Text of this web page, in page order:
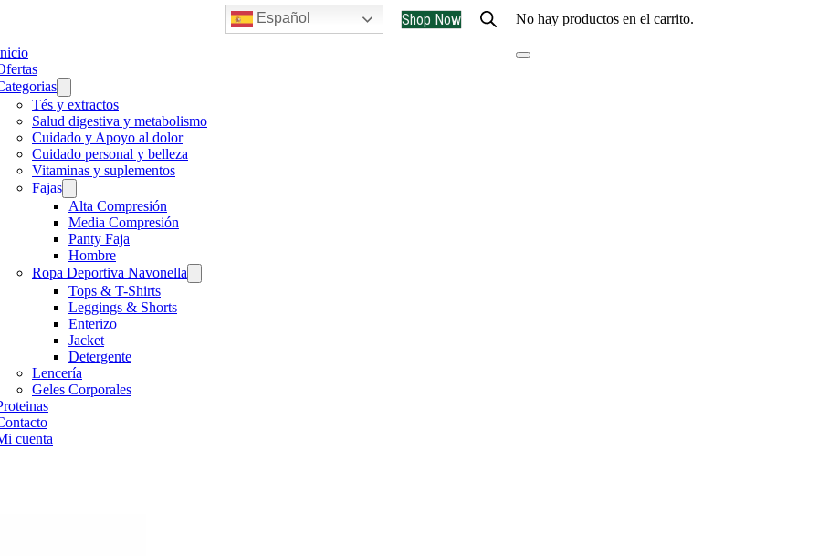
Tés y extractos
Salud digestiva y metabolismo
Cuidado y Apoyo al dolor
Cuidado personal y belleza
Vitaminas y suplementos
Fajas
Alta Compresión
Media Compresión
Panty Faja
Hombre
Ropa Deportiva Navonella
Tops & T-Shirts
Leggings & Shorts
Enterizo
Jacket
Detergente
Lencería
Geles Corporales
cuenta
Español Shop Now
No hay productos en el carrito.